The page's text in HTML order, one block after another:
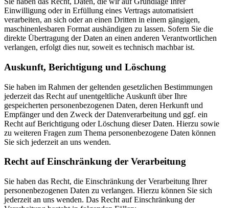
Einwilligung oder in Erfüllung eines Vertrags automatisiert
verarbeiten, an sich oder an einen Dritten in einem gängigen,
maschinenlesbaren Format aushändigen zu lassen. Sofern Sie die
direkte Übertragung der Daten an einen anderen Verantwortlichen
verlangen, erfolgt dies nur, soweit es technisch machbar ist.
Auskunft, Berichtigung und Löschung
Sie haben im Rahmen der geltenden gesetzlichen Bestimmungen
jederzeit das Recht auf unentgeltliche Auskunft über Ihre
gespeicherten personenbezogenen Daten, deren Herkunft und
Empfänger und den Zweck der Datenverarbeitung und ggf. ein
Recht auf Berichtigung oder Löschung dieser Daten. Hierzu sowie
zu weiteren Fragen zum Thema personenbezogene Daten können
Sie sich jederzeit an uns wenden.
Recht auf Einschränkung der Verarbeitung
Sie haben das Recht, die Einschränkung der Verarbeitung Ihrer
personenbezogenen Daten zu verlangen. Hierzu können Sie sich
jederzeit an uns wenden. Das Recht auf Einschränkung der